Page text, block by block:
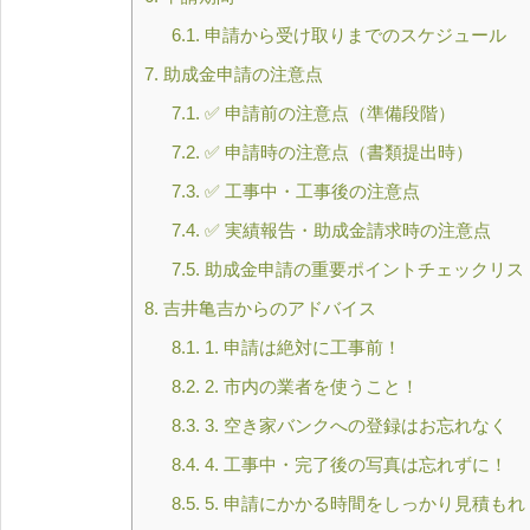
6.1. 申請から受け取りまでのスケジュール
7. 助成金申請の注意点
7.1. ✅ 申請前の注意点（準備段階）
7.2. ✅ 申請時の注意点（書類提出時）
7.3. ✅ 工事中・工事後の注意点
7.4. ✅ 実績報告・助成金請求時の注意点
7.5. 助成金申請の重要ポイントチェックリス
8. 吉井亀吉からのアドバイス
8.1. 1. 申請は絶対に工事前！
8.2. 2. 市内の業者を使うこと！
8.3. 3. 空き家バンクへの登録はお忘れなく
8.4. 4. 工事中・完了後の写真は忘れずに！
8.5. 5. 申請にかかる時間をしっかり見積もれ